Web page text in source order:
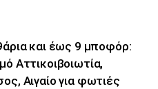
και έως 9 μποφόρ:
Αττικοιβοιωτία,
Αιγαίο για φωτιές